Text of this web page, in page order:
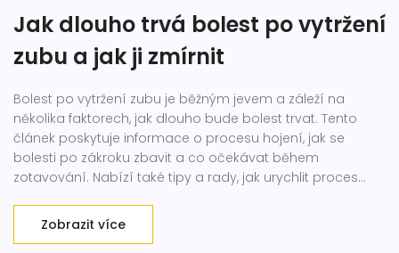
Jak dlouho trvá bolest po vytržení
zubu a jak ji zmírnit
Bolest po vytržení zubu je běžným jevem a záleží na
několika faktorech, jak dlouho bude bolest trvat. Tento
článek poskytuje informace o procesu hojení, jak se
bolesti po zákroku zbavit a co očekávat během
zotavování. Nabízí také tipy a rady, jak urychlit proces
Zobrazit více